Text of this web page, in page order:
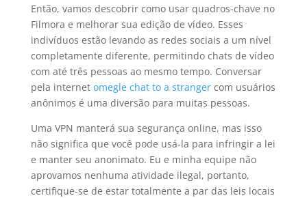
Então, vamos descobrir como usar quadros-chave no
Filmora e melhorar sua edição de vídeo. Esses
indivíduos estão levando as redes sociais a um nível
completamente diferente, permitindo chats de vídeo
com até três pessoas ao mesmo tempo. Conversar
pela internet omegle chat to a strangercom usuários
anônimos é uma diversão para muitas pessoas.
Uma VPN manterá sua segurança online, mas isso
não significa que você pode usá-la para infringir a lei
e manter seu anonimato. Eu e minha equipe não
aprovamos nenhuma atividade ilegal, portanto,
certifique-se de estar totalmente a par das leis locais